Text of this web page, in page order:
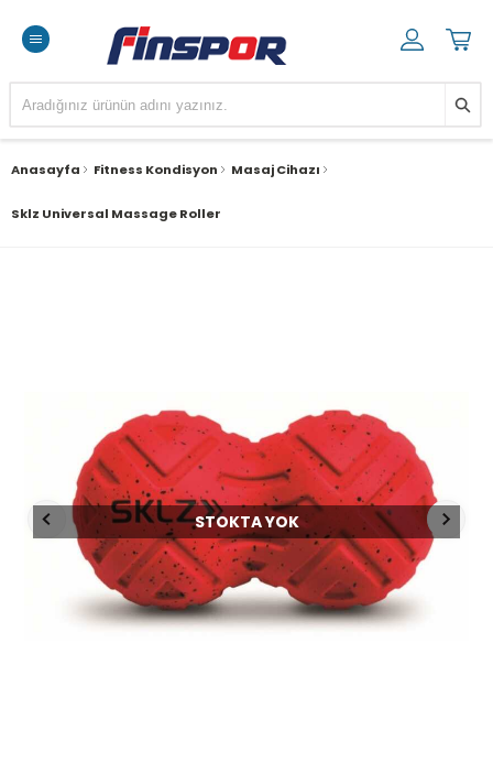
Anasayfa Fitness Kondisyon Masaj Cihazı
Sklz Universal Massage Roller
STOKTA YOK